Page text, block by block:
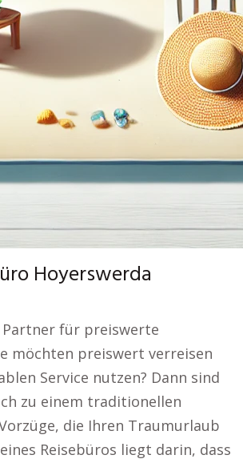
Hoyerswerda
für preiswerte
möchten preiswert verreisen
Service nutzen? Dann sind
zu einem traditionellen
die Ihren Traumurlaub
Reisebüros liegt darin, dass